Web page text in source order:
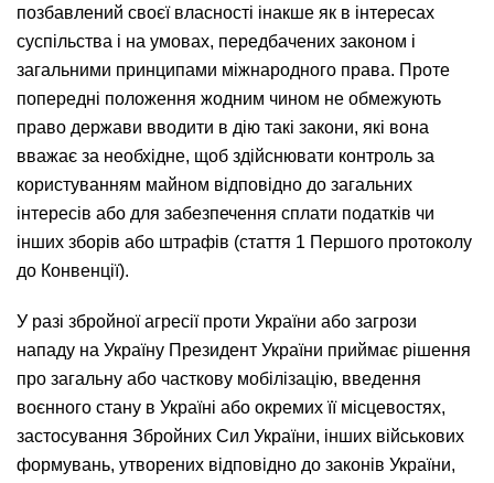
позбавлений своєї власності інакше як в інтересах
суспільства і на умовах, передбачених законом і
загальними принципами міжнародного права. Проте
попередні положення жодним чином не обмежують
право держави вводити в дію такі закони, які вона
вважає за необхідне, щоб здійснювати контроль за
користуванням майном відповідно до загальних
інтересів або для забезпечення сплати податків чи
інших зборів або штрафів (стаття 1 Першого протоколу
до Конвенції).
У разі збройної агресії проти України або загрози
нападу на Україну Президент України приймає рішення
про загальну або часткову мобілізацію, введення
воєнного стану в Україні або окремих її місцевостях,
застосування Збройних Сил України, інших військових
формувань, утворених відповідно до законів України,